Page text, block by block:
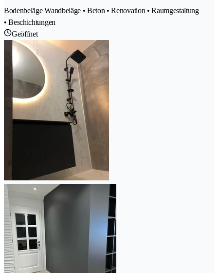
Bodenbeläge Wandbeläge • Beton • Renovation • Raumgestaltung
• Beschichtungen
Geöffnet